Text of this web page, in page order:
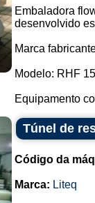
Embaladora
desenvolvido
Marca
Modelo: RHF
Equipamento
Túnel de
Código da
Marca: Liteq